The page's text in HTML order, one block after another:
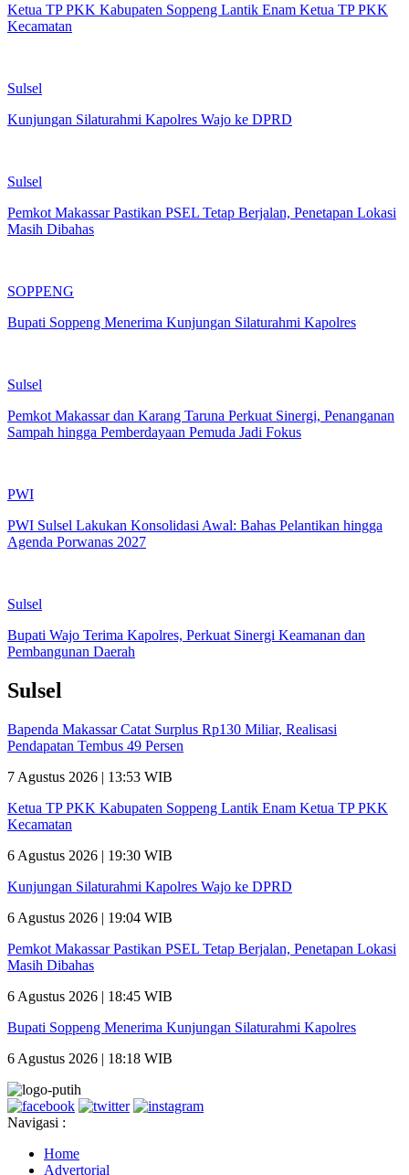
Ketua TP PKK Kabupaten Soppeng Lantik Enam Ketua TP PKK
Kecamatan
Sulsel
Kunjungan Silaturahmi Kapolres Wajo ke DPRD
Sulsel
Pemkot Makassar Pastikan PSEL Tetap Berjalan, Penetapan Lokasi
Masih Dibahas
SOPPENG
Bupati Soppeng Menerima Kunjungan Silaturahmi Kapolres
Sulsel
Pemkot Makassar dan Karang Taruna Perkuat Sinergi, Penanganan
Sampah hingga Pemberdayaan Pemuda Jadi Fokus
PWI
PWI Sulsel Lakukan Konsolidasi Awal: Bahas Pelantikan hingga
Agenda Porwanas 2027
Sulsel
Bupati Wajo Terima Kapolres, Perkuat Sinergi Keamanan dan
Pembangunan Daerah
Sulsel
Bapenda Makassar Catat Surplus Rp130 Miliar, Realisasi
Pendapatan Tembus 49 Persen
7 Agustus 2026 | 13:53 WIB
Ketua TP PKK Kabupaten Soppeng Lantik Enam Ketua TP PKK
Kecamatan
6 Agustus 2026 | 19:30 WIB
Kunjungan Silaturahmi Kapolres Wajo ke DPRD
6 Agustus 2026 | 19:04 WIB
Pemkot Makassar Pastikan PSEL Tetap Berjalan, Penetapan Lokasi
Masih Dibahas
6 Agustus 2026 | 18:45 WIB
Bupati Soppeng Menerima Kunjungan Silaturahmi Kapolres
6 Agustus 2026 | 18:18 WIB
Navigasi :
Home
Advertorial